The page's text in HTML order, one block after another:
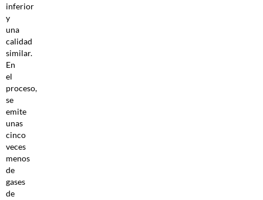
inferior
y
una
calidad
similar.
En
el
proceso,
se
emite
unas
cinco
veces
menos
de
gases
de